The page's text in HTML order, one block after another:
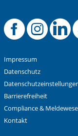
Impressum
Datenschutz
Barrierefreiheit
Compliance &
Kontakt